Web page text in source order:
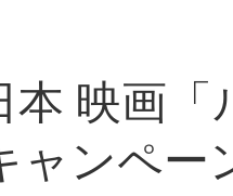
本 映画
ャンペー